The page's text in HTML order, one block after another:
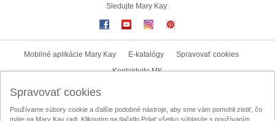
Sledujte Mary Kay:
Mobilné aplikácie Mary Kay E-katalógy
Spravovať cookies
Kontaktujte MK
Mary Kay InTouch
Lokalizátor nezávislých kozmetických poradkýň
Spravovať cookies
Používame súbory cookie a ďalšie podobné nástroje, aby sme vám pomohli zistiť, čo
máte na Mary Kay radi. Kliknutím na tlačidlo Prijať všetko súhlasíte s používaním